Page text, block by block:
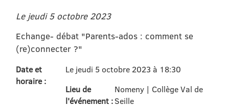
Le jeudi 5 octobre 2023
Echange- débat "Parents-ados : comment se
(re)connecter ?"
Date et
horaire :
Le jeudi 5 octobre 2023 à 18:30
Lieu de
l'événement :
Nomeny | Collège Val de
Seille